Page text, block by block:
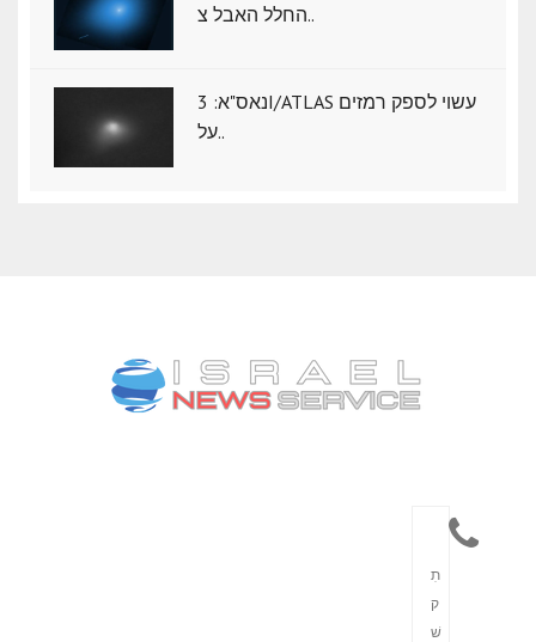
החלל האבל צ..
נאס"א: ‏3I/ATLAS עשוי לספק רמזים
על..
תִ
ק
שׁ